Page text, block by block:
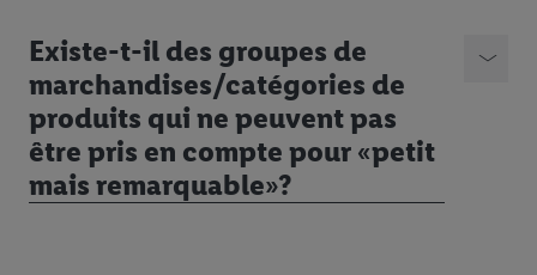
Existe-t-il des groupes de
marchandises/catégories de
produits qui ne peuvent pas
être pris en compte pour «petit
mais remarquable»?